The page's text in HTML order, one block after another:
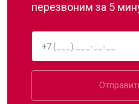
перезвоним за 5